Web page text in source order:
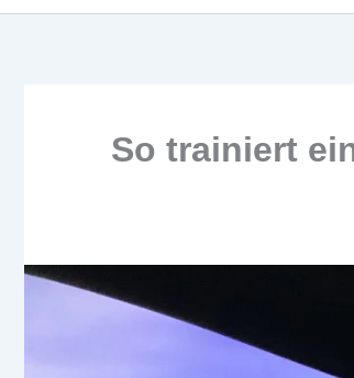
So trainiert